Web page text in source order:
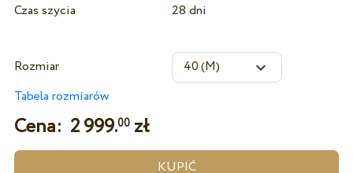
Czas szycia
28 dni
Rozmiar
Tabela rozmiarów
Cena: 2 999.00zł